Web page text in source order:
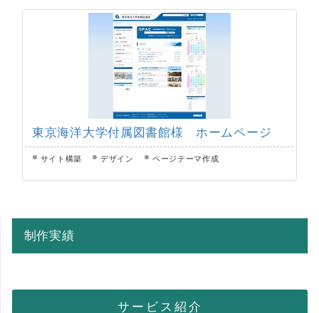
東京海洋大学付属図書館様 ホームページ
サイト構築 デザイン ページテーマ作成
制作実績
サービス紹介